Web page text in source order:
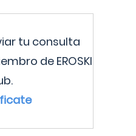
tu consulta
de EROSKI